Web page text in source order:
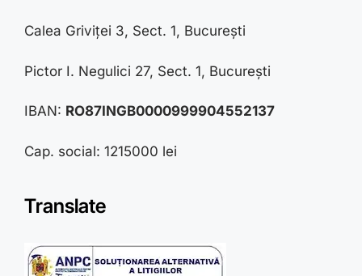
Calea Griviței 3, Sect. 1, București
Pictor I. Negulici 27, Sect. 1, București
IBAN: RO87INGB0000999904552137
Cap. social: 1215000 lei
Translate